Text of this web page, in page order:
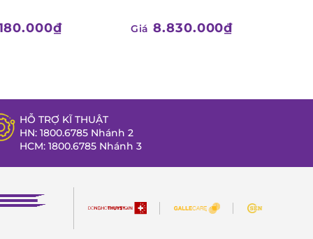
Giá 8.830.000₫
HỖ TRỢ KĨ THUẬT
HN: 1800.6785 Nhánh 2
HCM: 1800.6785 Nhánh 3